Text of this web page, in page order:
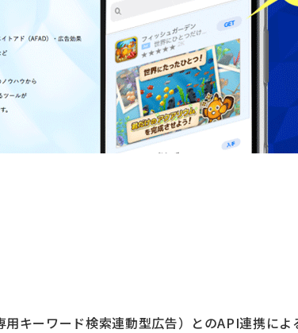
キーワード検索連動型広告）とのAPI連携によ